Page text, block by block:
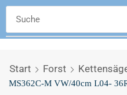
Start Forst
MS362C-M VW/40cm L04-